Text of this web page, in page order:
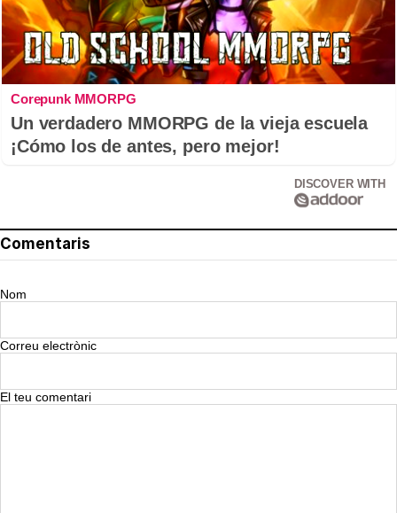
Corepunk MMORPG
Un verdadero MMORPG de la vieja escuela
¡Cómo los de antes, pero mejor!
DISCOVER WITH
Comentaris
Nom
Correu electrònic
El teu comentari